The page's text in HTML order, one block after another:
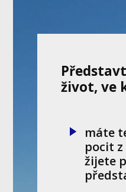
život, ve
máte
pocit
žijete